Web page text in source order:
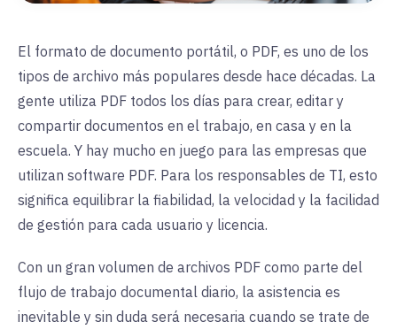
El formato de documento portátil, o PDF, es uno de los
tipos de archivo más populares desde hace décadas. La
gente utiliza PDF todos los días para crear, editar y
compartir documentos en el trabajo, en casa y en la
escuela. Y hay mucho en juego para las empresas que
utilizan software PDF. Para los responsables de TI, esto
significa equilibrar la fiabilidad, la velocidad y la facilidad
de gestión para cada usuario y licencia.
Con un gran volumen de archivos PDF como parte del
flujo de trabajo documental diario, la asistencia es
inevitable y sin duda será necesaria cuando se trate de